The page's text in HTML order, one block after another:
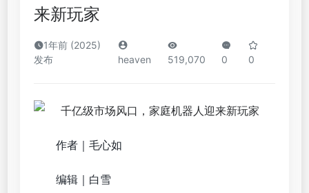
来新玩家
1年前 (2025)
发布
heaven 519,070 0 0
作者｜毛心如
编辑｜白雪